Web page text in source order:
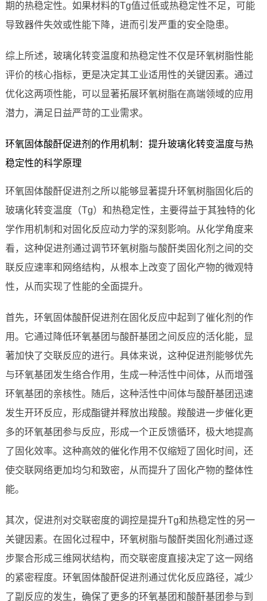
期的热稳定性。如果材料的Tg值过低或热稳定性不足，可能
导致器件失效或性能下降，进而引发严重的安全隐患。
综上所述，玻璃化转变温度和热稳定性不仅是环氧树脂性能
评价的核心指标，更是决定其工业适用性的关键因素。通过
优化这两项性能，可以显著拓展环氧树脂在高端领域的应用
潜力，满足日益严苛的工业需求。
环氧固体酸酐促进剂的作用机制：提升玻璃化转变温度与热
稳定性的科学原理
环氧固体酸酐促进剂之所以能够显著提升环氧树脂固化后的
玻璃化转变温度（Tg）和热稳定性，主要得益于其独特的化
学作用机制和对固化反应动力学的深刻影响。从化学角度来
看，这种促进剂通过调节环氧树脂与酸酐类固化剂之间的交
联反应速率和网络结构，从根本上改变了固化产物的微观特
性，从而实现了性能的全面提升。
首先，环氧固体酸酐促进剂在固化反应中起到了催化剂的作
用。它通过降低环氧基团与酸酐基团之间反应的活化能，显
著加快了交联反应的进行。具体来说，这种促进剂能够优先
与环氧基团发生络合作用，生成一种活性中间体，从而增强
环氧基团的亲核性。随后，这种活性中间体与酸酐基团迅速
发生开环反应，形成酯键并释放出羧酸。羧酸进一步催化更
多的环氧基团参与反应，形成一个正反馈循环，极大地提高
了固化效率。这种高效的催化作用不仅缩短了固化时间，还
使交联网络更加均匀和致密，从而提升了固化产物的整体性
能。
其次，促进剂对交联密度的调控是提升Tg和热稳定性的另一
关键因素。在固化过程中，环氧树脂与酸酐类固化剂通过逐
步聚合形成三维网状结构，而交联密度直接决定了这一网络
的紧密程度。环氧固体酸酐促进剂通过优化反应路径，减少
了副反应的发生，确保了更多的环氧基团和酸酐基团参与到